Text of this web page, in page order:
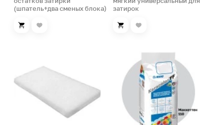
(шпатель+два сменых блока)
затирок